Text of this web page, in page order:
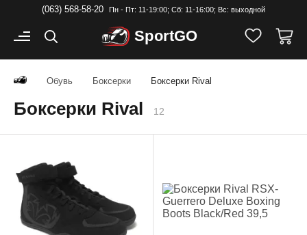
(063) 568-58-20 Пн - Пт: 11-19:00; Cб: 11-16:00; Вс: выходной
SportGO
Обувь Боксерки Боксерки Rival
Боксерки Rival 12